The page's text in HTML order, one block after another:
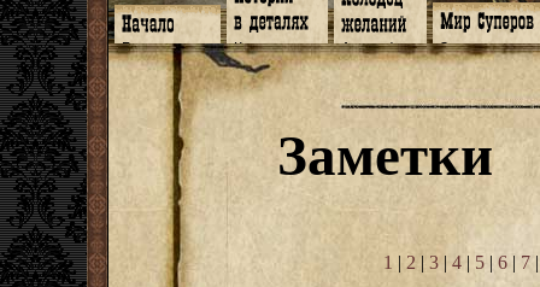
Главная
Программа
Форум
Facebook
Гостевая
Книги
Галереи
Музыка
Видео
Субтитры
Заметки
Мысли
Откровение
Арт-кафе
Игромания
Фанфики
Фанарт
Анекдоты
Передоз
Страшилки
Знакомство
Обитатели
Семейное
Дневник
СИЗО
Суперы от и
Заметки
1 | 2 | 3 | 4 | 5 | 6 | 7